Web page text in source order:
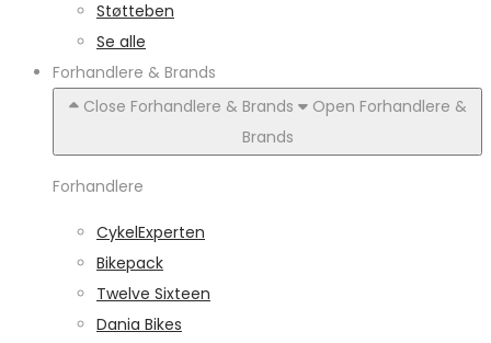
Støtteben
Se alle
Forhandlere & Brands
Close Forhandlere & Brands
Open Forhandlere &
Brands
Forhandlere
CykelExperten
Bikepack
Twelve Sixteen
Dania Bikes